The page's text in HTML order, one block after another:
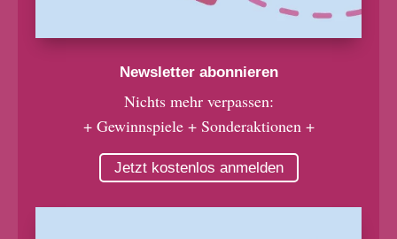
Newsletter abonnieren
Nichts mehr verpassen:
+ Gewinnspiele + Sonderaktionen +
Jetzt kostenlos anmelden